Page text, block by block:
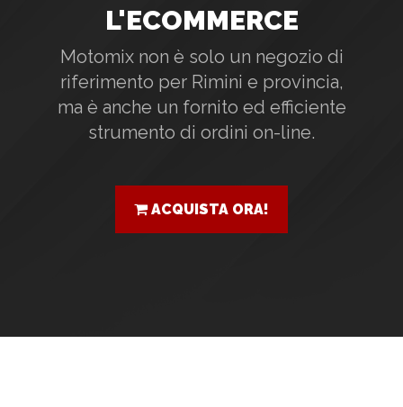
L'ECOMMERCE
Motomix non è solo un negozio di
riferimento per Rimini e provincia,
ma è anche un fornito ed efficiente
strumento di ordini on-line.
ACQUISTA ORA!